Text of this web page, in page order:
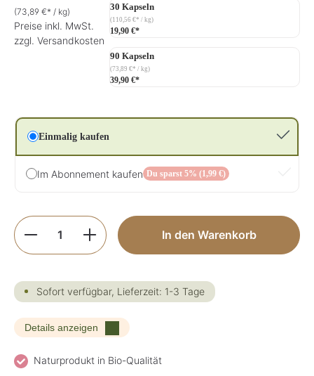
(73,89 €* / kg)
Preise inkl. MwSt.
zzgl. Versandkosten
30 Kapseln
(110,56 €* / kg)
19,90 €*
90 Kapseln
(73,89 €* / kg)
39,90 €*
Einmalig kaufen
Im Abonnement kaufen Du sparst 5% (1,99 €)
Produkt Anzahl: Gib den gewünschten
In den Warenkorb
Sofort verfügbar, Lieferzeit: 1-3 Tage
Details anzeigen
Naturprodukt in Bio-Qualität